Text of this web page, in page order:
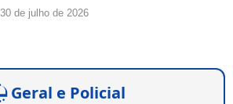
30 de julho de 2026
Geral e Policial